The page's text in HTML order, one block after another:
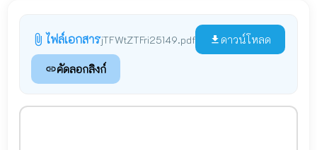
attach_file ไฟล์เอกสารjTFWtZTFri25149.pdf file_download ดาวน์โหลด
linkคัดลอกลิงก์